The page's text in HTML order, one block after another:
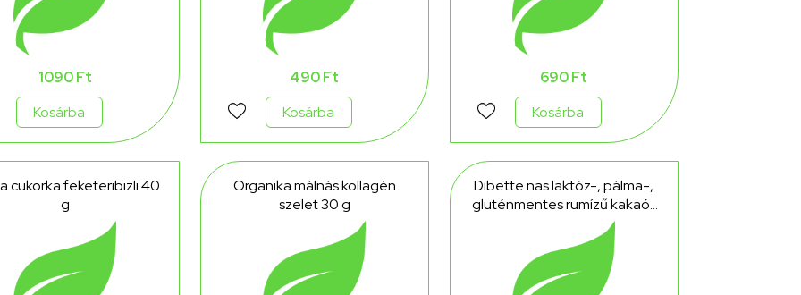
1090 Ft
Kosárba
490 Ft
Kosárba
690 Ft
Kosárba
cukorka feketeribizli 40
g
Organika málnás kollagén
szelet 30 g
Dibette nas laktóz-, pálma-,
gluténmentes rumízű kakaós
krémmel töltött ostyakockák,
hcn, édesítőszerekkel 100 g